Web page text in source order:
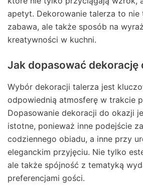
apetyt. Dekorowanie talerza to nie
zabawa, ale także sposób na
kreatywności w kuchni.
Jak dopasować dekorację
Wybór dekoracji talerza jest
odpowiednią atmosferę w trakcie
Dopasowanie dekoracji do okazji
istotne, ponieważ inne podejście
codziennego obiadu, a inne przy
eleganckim przyjęciu. Nie tylko
ale także spójność z tematyką
preferencjami gości.